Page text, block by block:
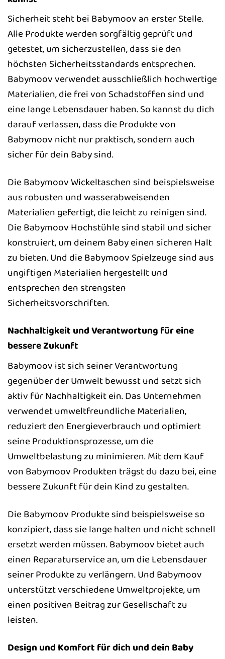
Sicherheit steht bei Babymoov an erster Stelle.
Alle Produkte werden sorgfältig geprüft und
getestet, um sicherzustellen, dass sie den
höchsten Sicherheitsstandards entsprechen.
Babymoov verwendet ausschließlich hochwertige
Materialien, die frei von Schadstoffen sind und
eine lange Lebensdauer haben. So kannst du dich
darauf verlassen, dass die Produkte von
Babymoov nicht nur praktisch, sondern auch
sicher für dein Baby sind.
Die Babymoov Wickeltaschen sind beispielsweise
aus robusten und wasserabweisenden
Materialien gefertigt, die leicht zu reinigen sind.
Die Babymoov Hochstühle sind stabil und sicher
konstruiert, um deinem Baby einen sicheren Halt
zu bieten. Und die Babymoov Spielzeuge sind aus
ungiftigen Materialien hergestellt und
entsprechen den strengsten
Sicherheitsvorschriften.
Nachhaltigkeit und Verantwortung für eine
bessere Zukunft
Babymoov ist sich seiner Verantwortung
gegenüber der Umwelt bewusst und setzt sich
aktiv für Nachhaltigkeit ein. Das Unternehmen
verwendet umweltfreundliche Materialien,
reduziert den Energieverbrauch und optimiert
seine Produktionsprozesse, um die
Umweltbelastung zu minimieren. Mit dem Kauf
von Babymoov Produkten trägst du dazu bei, eine
bessere Zukunft für dein Kind zu gestalten.
Die Babymoov Produkte sind beispielsweise so
konzipiert, dass sie lange halten und nicht schnell
ersetzt werden müssen. Babymoov bietet auch
einen Reparaturservice an, um die Lebensdauer
seiner Produkte zu verlängern. Und Babymoov
unterstützt verschiedene Umweltprojekte, um
einen positiven Beitrag zur Gesellschaft zu
leisten.
Design und Komfort für dich und dein Baby